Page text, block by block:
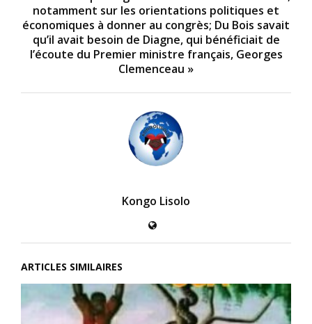
notamment sur les orientations politiques et
économiques à donner au congrès; Du Bois savait
qu’il avait besoin de Diagne, qui bénéficiait de
l’écoute du Premier ministre français, Georges
Clemenceau »
Kongo Lisolo
ARTICLES SIMILAIRES